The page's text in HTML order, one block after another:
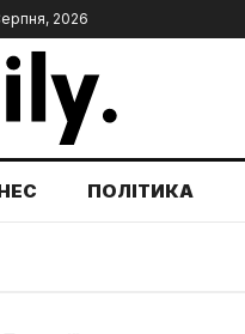
2026
ПОЛІТИКА